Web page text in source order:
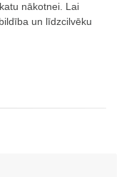
nākotnei. Lai
un līdzcilvēku